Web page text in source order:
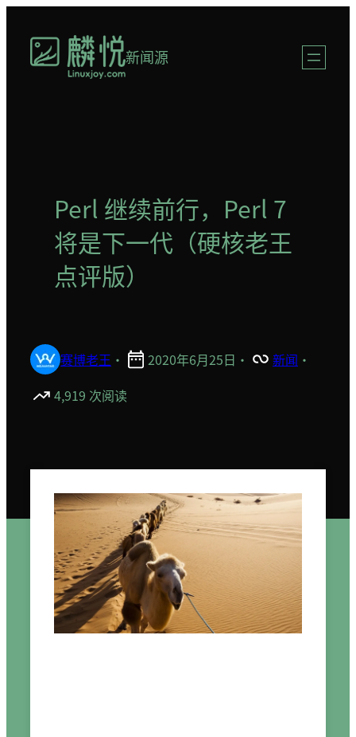
新闻源
Perl 继续前行，Perl 7
将是下一代（硬核老王
点评版）
赛博老王 · 2020年6月25日 · 新闻 ·
4,919 次阅读